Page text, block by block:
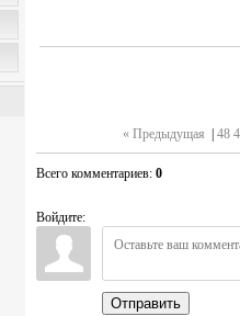
« Предыдущая 48
Всего комментариев: 0
Войдите:
Отправить